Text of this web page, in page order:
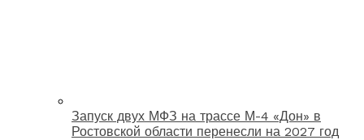
Запуск двух МФЗ на трассе М-4 «Дон» в
Ростовской области перенесли на 2027 год